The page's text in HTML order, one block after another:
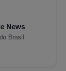
News
Brasil